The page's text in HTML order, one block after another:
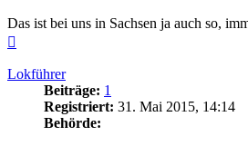
Das ist bei uns in Sachsen ja auch so,
Lokführer
Beiträge: 1
Registriert: 31. Mai 2015, 14:14
Behörde: